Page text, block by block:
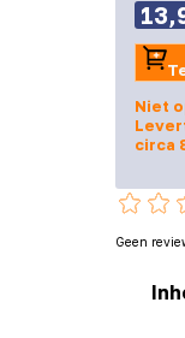
Niet
circa
Geen